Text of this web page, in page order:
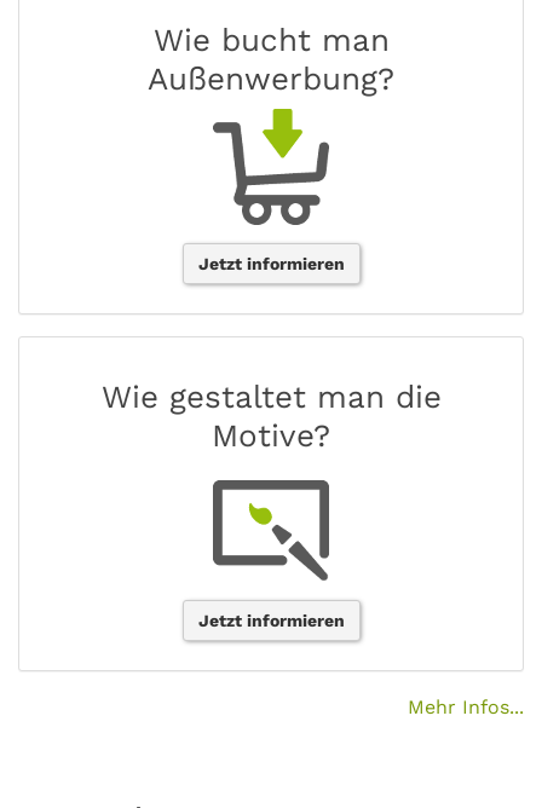
Wie bucht man
Außenwerbung?
Jetzt informieren
Wie gestaltet man die
Motive?
Jetzt informieren
Mehr Infos...